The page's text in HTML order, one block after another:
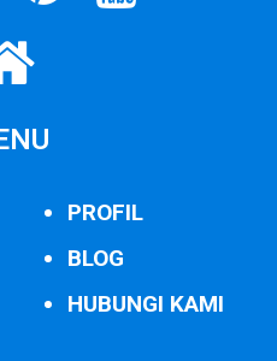
PROFIL
BLOG
HUBUNGI KAMI